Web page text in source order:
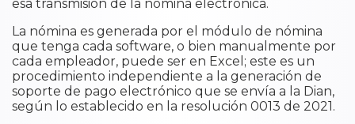
esa transmisión de la nómina electrónica.
La nómina es generada por el módulo de nómina
que tenga cada software, o bien manualmente por
cada empleador, puede ser en Excel; este es un
procedimiento independiente a la generación de
soporte de pago electrónico que se envía a la Dian,
según lo establecido en la resolución 0013 de 2021.